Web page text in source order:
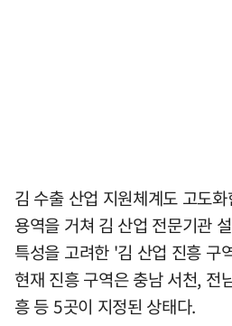
김 수출 산업 지원체계도 고도
용역을 거쳐 김 산업 전문기관
특성을 고려한 '김 산업 진흥 구
현재 진흥 구역은 충남 서천, 전
흥 등 5곳이 지정된 상태다.